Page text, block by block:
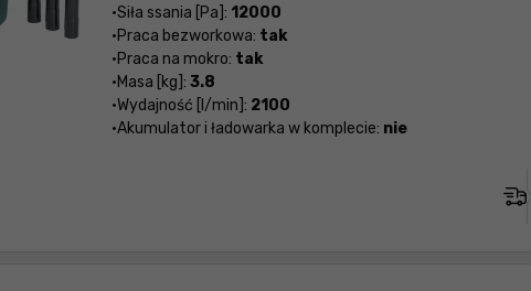
Siła ssania [Pa]: 12000
Praca bezworkowa: tak
Praca na mokro: tak
Masa [kg]: 3.8
Wydajność [l/min]: 2100
Akumulator i ładowarka w komplecie: nie